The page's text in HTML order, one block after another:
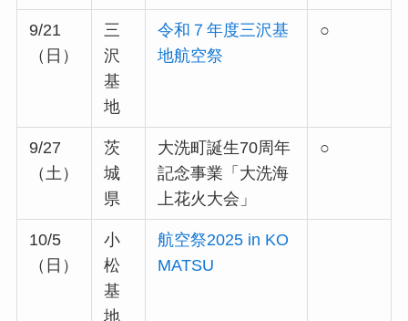
9/21
（日）
三
沢
基
地
令和７年度三沢基
地航空祭
○
9/27
（土）
茨
城
県
大洗町誕生70周年
記念事業「大洗海
上花火大会」
○
10/5
（日）
小
松
基
地
航空祭2025 in KO
MATSU